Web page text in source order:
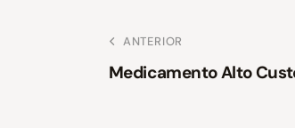
ANTERIOR
Medicamento Alto